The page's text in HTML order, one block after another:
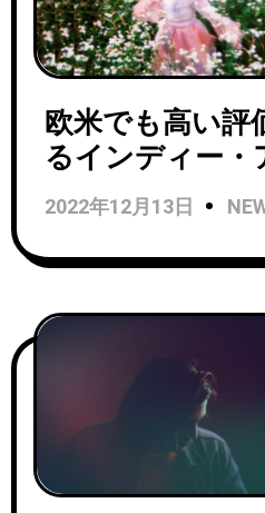
欧米でも高い評
るインディー・
AyaneYamazaki
グル『Mimosa
2022年12月13日